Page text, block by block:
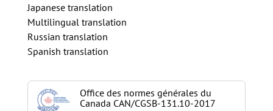
Japanese translation
Multilingual translation
Russian translation
Spanish translation
Office des normes générales du
Canada CAN/CGSB-131.10-2017